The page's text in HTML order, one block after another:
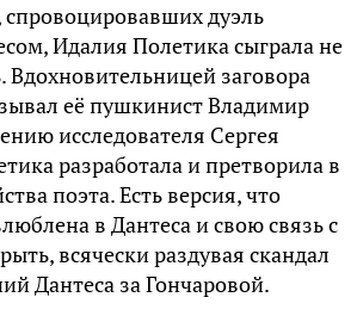
спровоцировавших дуэль
Идалия Полетика сыграла не
заговора
её пушкинист Владимир
исследователя Сергея
разработала и претворила в
поэта. Есть версия, что
в Дантеса и свою связь с
всячески раздувая скандал
Дантеса за Гончаровой.